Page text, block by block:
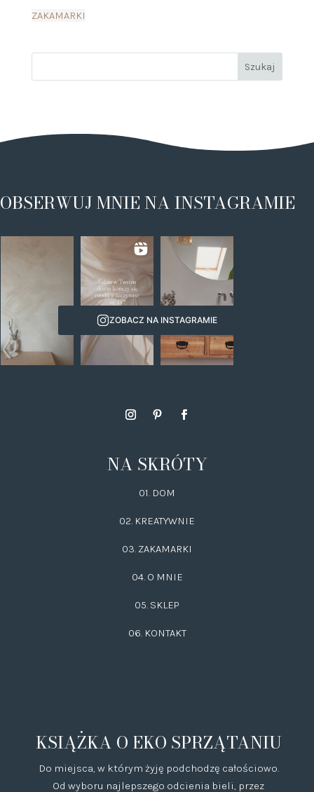
ZAKAMARKI
OBSERWUJ MNIE NA INSTAGRAMIE
ZOBACZ NA INSTAGRAMIE
NA SKRÓTY
01. DOM
02. KREATYWNIE
03. ZAKAMARKI
04. O MNIE
05. SKLEP
06. KONTAKT
KSIĄŻKA O EKO SPRZĄTANIU
Do miejsca, w którym żyję podchodzę całościowo.
Od wyboru najlepszego odcienia bieli, przez